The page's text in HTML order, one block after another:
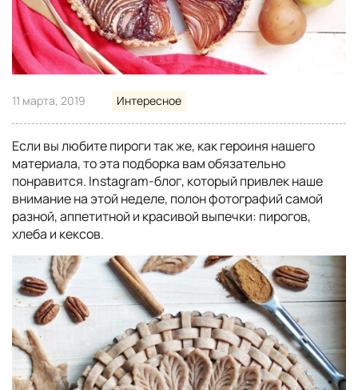
11 марта, 2019 Интересное
Если вы любите пироги так же, как героиня нашего
материала, то эта подборка вам обязательно
понравится. Instagram-блог, который привлек наше
внимание на этой неделе, полон фотографий самой
разной, аппетитной и красивой выпечки: пирогов,
хлеба и кексов.